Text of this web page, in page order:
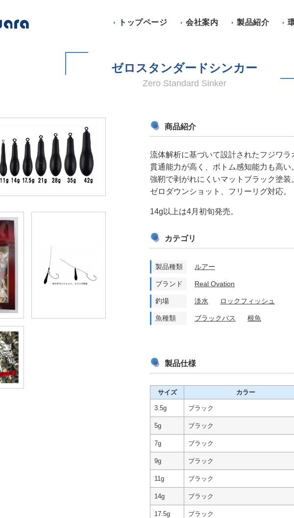
トップページ 会社案内 製品紹介
ゼロスタンダードシンカー
Zero Standard Sinker
商品紹介
流体解析に基づいて設計されたフジワラ
貫通能力が高く、ボトム感知能力も高い
強靭で剥がれにくいマットブラック塗装
ゼロダウンショット、フリーリグ対応。
14g以上は4月初旬発売。
カテゴリ
製品種類 ルアー
ブランド Real Ovation
釣場 淡水 ロックフィッシュ
魚種類 ブラックバス 根魚
製品仕様
サイズ カラー
3.5g ブラック
5g ブラック
7g ブラック
9g ブラック
11g ブラック
14g ブラック
17.5g ブラック